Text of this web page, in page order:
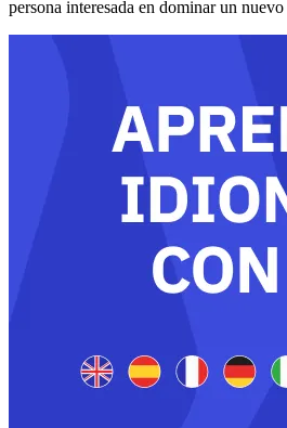
persona interesada en dominar un